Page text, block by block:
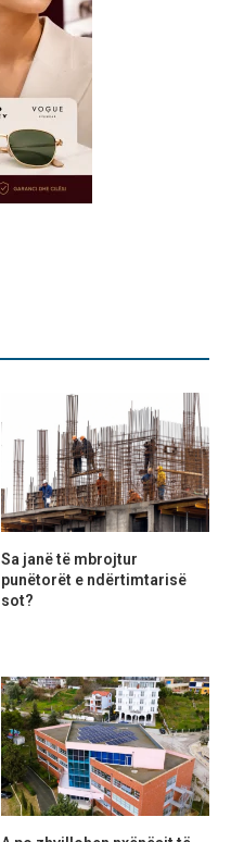
Sa janë të mbrojtur
punëtorët e ndërtimtarisë
sot?